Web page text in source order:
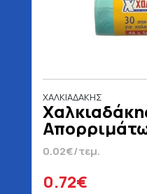
ΧΑΛΚΙΑΔΑΚΗΣ
cm 30
0.02€/τεμ.
0.72€